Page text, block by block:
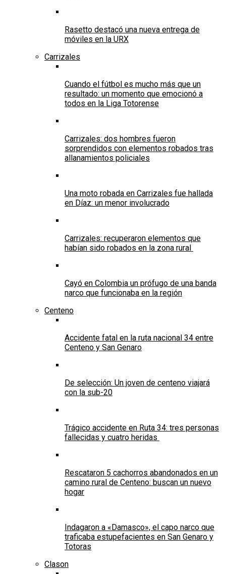
Rasetto destacó una nueva entrega de
móviles en la URX
Carrizales
Cuando el fútbol es mucho más que un
resultado: un momento que emocionó a
todos en la Liga Totorense
Carrizales: dos hombres fueron
sorprendidos con elementos robados tras
allanamientos policiales
Una moto robada en Carrizales fue hallada
en Díaz: un menor involucrado
Carrizales: recuperaron elementos que
habían sido robados en la zona rural
Cayó en Colombia un prófugo de una banda
narco que funcionaba en la región
Centeno
Accidente fatal en la ruta nacional 34 entre
Centeno y San Genaro
De selección: Un joven de centeno viajará
con la sub-20
Trágico accidente en Ruta 34: tres personas
fallecidas y cuatro heridas
Rescataron 5 cachorros abandonados en un
camino rural de Centeno: buscan un nuevo
hogar
Indagaron a «Damasco», el capo narco que
traficaba estupefacientes en San Genaro y
Totoras
Clason